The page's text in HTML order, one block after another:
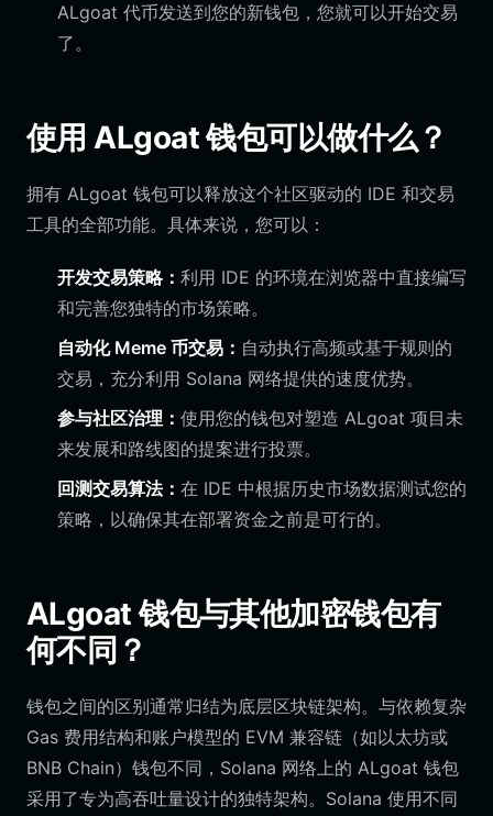
ALgoat 代币发送到您的新钱包，您就可以开始交易
了。
使用 ALgoat 钱包可以做什么？
拥有 ALgoat 钱包可以释放这个社区驱动的 IDE 和交易
工具的全部功能。具体来说，您可以：
开发交易策略： 利用 IDE 的环境在浏览器中直接编写
和完善您独特的市场策略。
自动化 Meme 币交易： 自动执行高频或基于规则的
交易，充分利用 Solana 网络提供的速度优势。
参与社区治理： 使用您的钱包对塑造 ALgoat 项目未
来发展和路线图的提案进行投票。
回测交易算法： 在 IDE 中根据历史市场数据测试您的
策略，以确保其在部署资金之前是可行的。
ALgoat 钱包与其他加密钱包有
何不同？
钱包之间的区别通常归结为底层区块链架构。与依赖复杂
Gas 费用结构和账户模型的 EVM 兼容链（如以太坊或
BNB Chain）钱包不同，Solana 网络上的 ALgoat 钱包
采用了专为高吞吐量设计的独特架构。Solana 使用不同